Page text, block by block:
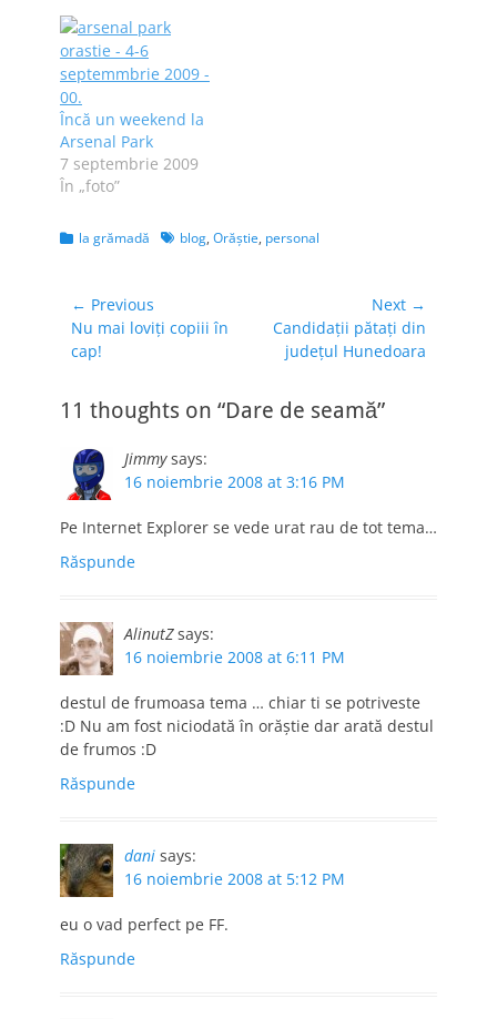
Încă un weekend la
Arsenal Park
7 septembrie 2009
În „foto”
Categories
la grămadă Tagsblog, Orăştie, personal
Navigare
în
articole
← Previous
Previous
post:
Nu mai loviţi copiii în
cap!
Next →
NextCandidaţii pătaţi din
judeţul Hunedoara
11 thoughts on “Dare de seamă”
Jimmy says:
16 noiembrie 2008 at 3:16 PM
Pe Internet Explorer se vede urat rau de tot tema…
Răspunde
AlinutZ says:
16 noiembrie 2008 at 6:11 PM
destul de frumoasa tema … chiar ti se potriveste
:D Nu am fost niciodată în orăştie dar arată destul
de frumos :D
Răspunde
dani says:
16 noiembrie 2008 at 5:12 PM
eu o vad perfect pe FF.
Răspunde